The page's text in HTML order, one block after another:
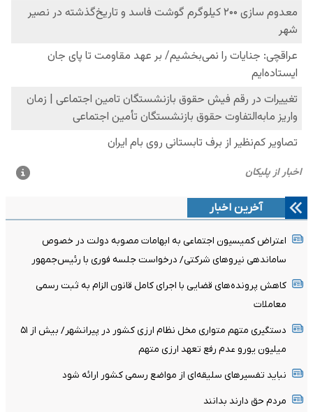
آخرین اخبار
اعتراض کمیسیون اجتماعی به ابهامات مصوبه دولت در خصوص
ساماندهی نیروهای شرکتی/ درخواست جلسه فوری با رئیس‌جمهور
کاهش پرونده‌های قضایی با اجرای کامل قانون الزام به ثبت رسمی
معاملات
دستگیری متهم متواری مخل نظام ارزی کشور در پیرانشهر/ بیش از ۵۱
میلیون یورو عدم رفع تعهد ارزی متهم
نباید تفسیرهای سلیقه‌ای از مواضع رسمی کشور ارائه شود
مردم حق دارند بدانند